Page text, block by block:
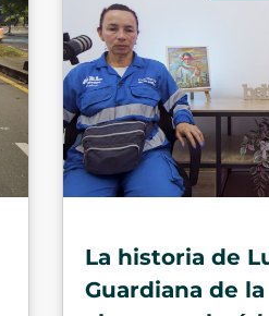
La historia de
Guardiana de la